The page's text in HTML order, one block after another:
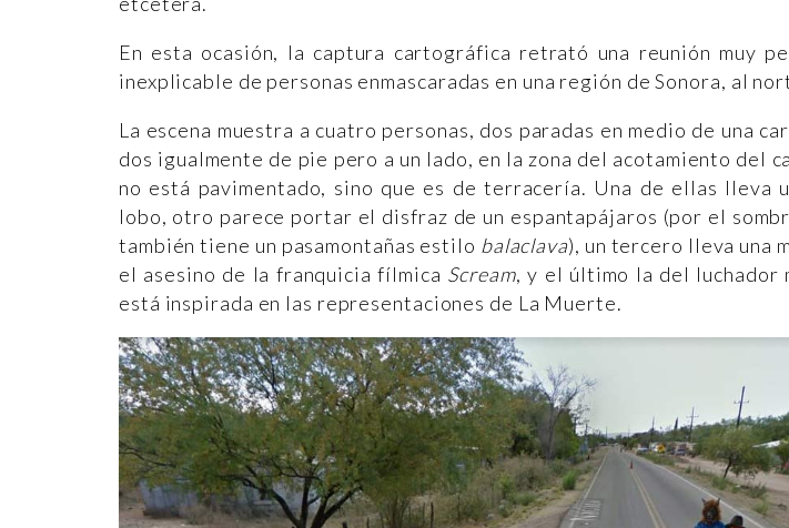
En esta ocasión, la captura cartográfica retrató una reunión muy
inexplicable de personas enmascaradas en una región de Sonora, al
La escena muestra a cuatro personas, dos paradas en medio de una
dos igualmente de pie pero a un lado, en la zona del acotamiento del
no está pavimentado, sino que es de terracería. Una de ellas lleva
lobo, otro parece portar el disfraz de un espantapájaros (por el
también tiene un pasamontañas estilo balaclava), un tercero lleva una
el asesino de la franquicia fílmica Scream, y el último la del luchador
está inspirada en las representaciones de La Muerte.